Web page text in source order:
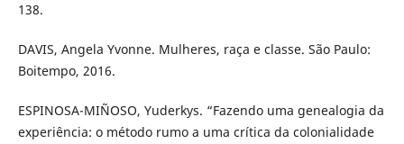
138.
DAVIS, Angela Yvonne. Mulheres, raça e classe. São Paulo:
Boitempo, 2016.
ESPINOSA-MIÑOSO, Yuderkys. “Fazendo uma genealogia da
experiência: o método rumo a uma crítica da colonialidade